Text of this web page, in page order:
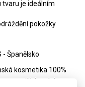
tvaru je ideálním
pokožky
- Španělsko
kosmetika 100%
zaměřuje také na